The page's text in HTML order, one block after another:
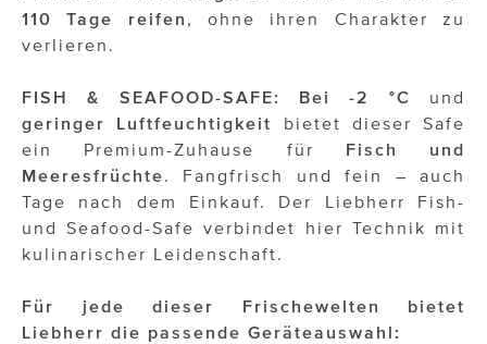
110 Tage reifen , ohne ihren Charakter zu
verlieren.
FISH & SEAFOOD-SAFE: Bei -2 °C und
geringer Luftfeuchtigkeit
bietet dieser Safe
ein Premium-Zuhause für Fisch und
Meeresfrüchte. Fangfrisch und fein – auch
Tage nach dem Einkauf. Der Liebherr Fish-
und Seafood-Safe verbindet hier Technik mit
kulinarischer Leidenschaft.
Für jede dieser Frischewelten bietet
Liebherr die passende Geräteauswahl: